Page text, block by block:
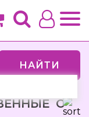
НАЙТИ
С